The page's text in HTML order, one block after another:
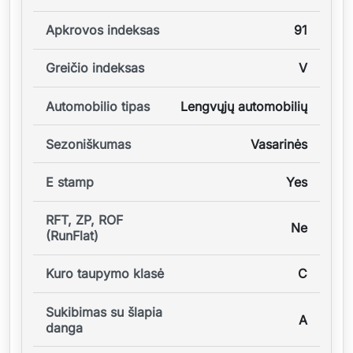
Apkrovos indeksas 91
Greičio indeksas V
Automobilio tipas Lengvųjų automobilių
Sezoniškumas Vasarinės
E stamp Yes
RFT, ZP, ROF
(RunFlat)
Ne
Kuro taupymo klasė C
Sukibimas su šlapia
danga
A